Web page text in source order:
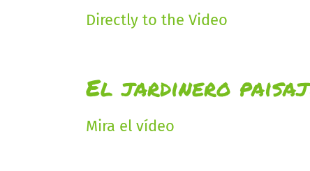
Directly to the Video
El jardinero
Mira el vídeo